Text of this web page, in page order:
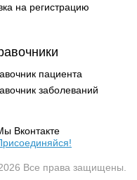
на регистрацию
пациента
заболеваний
Вконтакте
Все права защищены.